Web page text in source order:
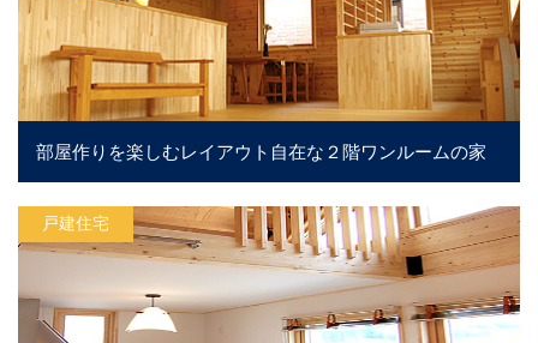
部屋作りを楽しむレイアウト自在な２階ワンルームの家
戸建住宅